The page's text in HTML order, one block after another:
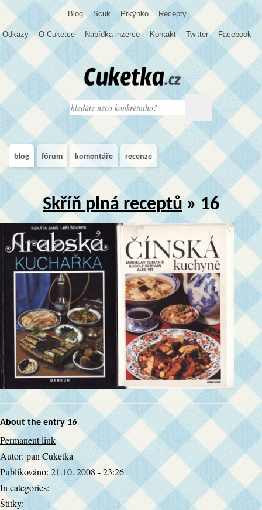
Blog Scuk Prkýnko Recepty
Odkazy O Cuketce Nabídka inzerce Kontakt Twitter Facebook
blog fórum komentáře recenze
Skříň plná receptů» 16
About the entry16
Permanent link
Autor:pan Cuketka
Publikováno:21.10. 2008 - 23:26
In categories:
Štítky: